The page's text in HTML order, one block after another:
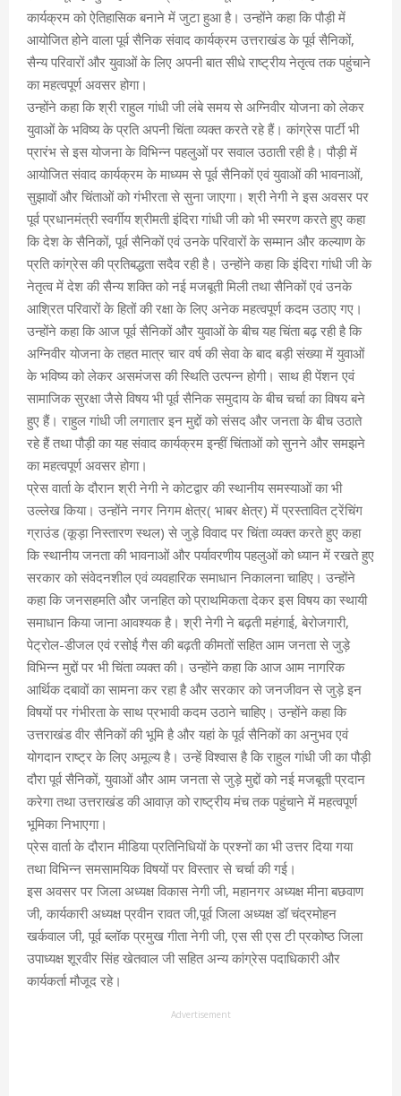
कार्यक्रम को ऐतिहासिक बनाने में जुटा हुआ है। उन्होंने कहा कि पौड़ी में
आयोजित होने वाला पूर्व सैनिक संवाद कार्यक्रम उत्तराखंड के पूर्व सैनिकों,
सैन्य परिवारों और युवाओं के लिए अपनी बात सीधे राष्ट्रीय नेतृत्व तक पहुंचाने
का महत्वपूर्ण अवसर होगा।
उन्होंने कहा कि श्री राहुल गांधी जी लंबे समय से अग्निवीर योजना को लेकर
युवाओं के भविष्य के प्रति अपनी चिंता व्यक्त करते रहे हैं। कांग्रेस पार्टी भी
प्रारंभ से इस योजना के विभिन्न पहलुओं पर सवाल उठाती रही है। पौड़ी में
आयोजित संवाद कार्यक्रम के माध्यम से पूर्व सैनिकों एवं युवाओं की भावनाओं,
सुझावों और चिंताओं को गंभीरता से सुना जाएगा। श्री नेगी ने इस अवसर पर
पूर्व प्रधानमंत्री स्वर्गीय श्रीमती इंदिरा गांधी जी को भी स्मरण करते हुए कहा
कि देश के सैनिकों, पूर्व सैनिकों एवं उनके परिवारों के सम्मान और कल्याण के
प्रति कांग्रेस की प्रतिबद्धता सदैव रही है। उन्होंने कहा कि इंदिरा गांधी जी के
नेतृत्व में देश की सैन्य शक्ति को नई मजबूती मिली तथा सैनिकों एवं उनके
आश्रित परिवारों के हितों की रक्षा के लिए अनेक महत्वपूर्ण कदम उठाए गए।
उन्होंने कहा कि आज पूर्व सैनिकों और युवाओं के बीच यह चिंता बढ़ रही है कि
अग्निवीर योजना के तहत मात्र चार वर्ष की सेवा के बाद बड़ी संख्या में युवाओं
के भविष्य को लेकर असमंजस की स्थिति उत्पन्न होगी। साथ ही पेंशन एवं
सामाजिक सुरक्षा जैसे विषय भी पूर्व सैनिक समुदाय के बीच चर्चा का विषय बने
हुए हैं। राहुल गांधी जी लगातार इन मुद्दों को संसद और जनता के बीच उठाते
रहे हैं तथा पौड़ी का यह संवाद कार्यक्रम इन्हीं चिंताओं को सुनने और समझने
का महत्वपूर्ण अवसर होगा।
प्रेस वार्ता के दौरान श्री नेगी ने कोटद्वार की स्थानीय समस्याओं का भी
उल्लेख किया। उन्होंने नगर निगम क्षेत्र( भाबर क्षेत्र) में प्रस्तावित ट्रेंचिंग
ग्राउंड (कूड़ा निस्तारण स्थल) से जुड़े विवाद पर चिंता व्यक्त करते हुए कहा
कि स्थानीय जनता की भावनाओं और पर्यावरणीय पहलुओं को ध्यान में रखते हुए
सरकार को संवेदनशील एवं व्यवहारिक समाधान निकालना चाहिए। उन्होंने
कहा कि जनसहमति और जनहित को प्राथमिकता देकर इस विषय का स्थायी
समाधान किया जाना आवश्यक है। श्री नेगी ने बढ़ती महंगाई, बेरोजगारी,
पेट्रोल-डीजल एवं रसोई गैस की बढ़ती कीमतों सहित आम जनता से जुड़े
विभिन्न मुद्दों पर भी चिंता व्यक्त की। उन्होंने कहा कि आज आम नागरिक
आर्थिक दबावों का सामना कर रहा है और सरकार को जनजीवन से जुड़े इन
विषयों पर गंभीरता के साथ प्रभावी कदम उठाने चाहिए। उन्होंने कहा कि
उत्तराखंड वीर सैनिकों की भूमि है और यहां के पूर्व सैनिकों का अनुभव एवं
योगदान राष्ट्र के लिए अमूल्य है। उन्हें विश्वास है कि राहुल गांधी जी का पौड़ी
दौरा पूर्व सैनिकों, युवाओं और आम जनता से जुड़े मुद्दों को नई मजबूती प्रदान
करेगा तथा उत्तराखंड की आवाज़ को राष्ट्रीय मंच तक पहुंचाने में महत्वपूर्ण
भूमिका निभाएगा।
प्रेस वार्ता के दौरान मीडिया प्रतिनिधियों के प्रश्नों का भी उत्तर दिया गया
तथा विभिन्न समसामयिक विषयों पर विस्तार से चर्चा की गई।
इस अवसर पर जिला अध्यक्ष विकास नेगी जी, महानगर अध्यक्ष मीना बछवाण
जी, कार्यकारी अध्यक्ष प्रवीन रावत जी,पूर्व जिला अध्यक्ष डॉ चंद्रमोहन
खर्कवाल जी, पूर्व ब्लॉक प्रमुख गीता नेगी जी, एस सी एस टी प्रकोष्ठ जिला
उपाध्यक्ष शूरवीर सिंह खेतवाल जी सहित अन्य कांग्रेस पदाधिकारी और
कार्यकर्ता मौजूद रहे।
Advertisement